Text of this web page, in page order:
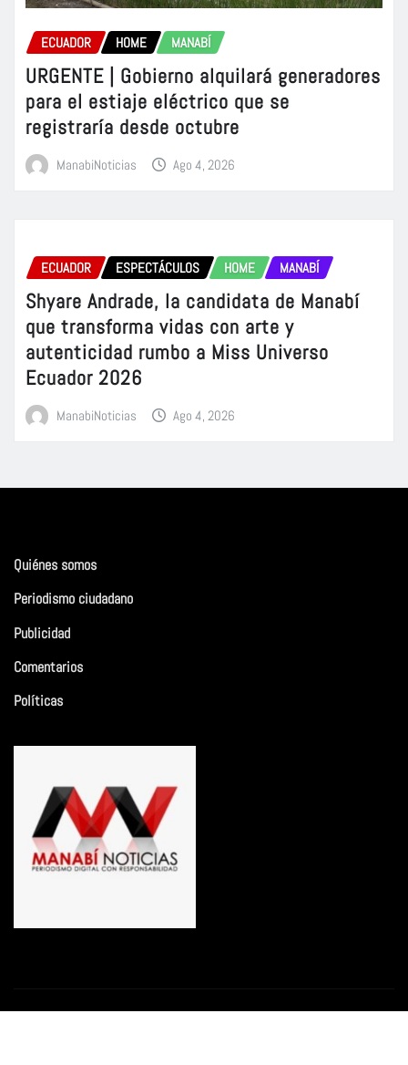
ECUADOR HOME MANABÍ
URGENTE | Gobierno alquilará generadores
para el estiaje eléctrico que se
registraría desde octubre
ManabiNoticias Ago 4, 2026
ECUADOR ESPECTÁCULOS HOME MANABÍ
Shyare Andrade, la candidata de Manabí
que transforma vidas con arte y
autenticidad rumbo a Miss Universo
Ecuador 2026
ManabiNoticias Ago 4, 2026
Quiénes somos
Periodismo ciudadano
Publicidad
Comentarios
Políticas